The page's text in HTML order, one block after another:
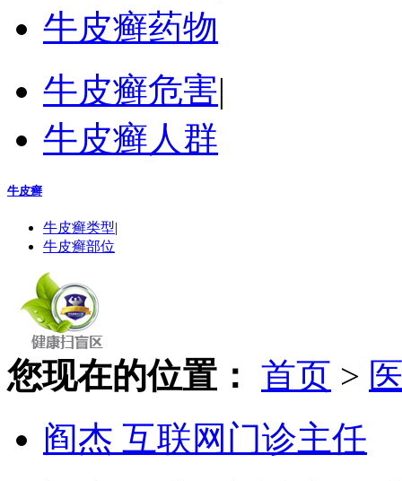
牛皮癣药物
牛皮癣危害|
牛皮癣人群
牛皮癣
牛皮癣类型|
牛皮癣部位
您现在的位置： 首页 >
阎杰 互联网门诊主任